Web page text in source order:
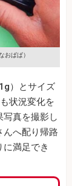
おぱぱ）
）とサイズ
状況変化を
真を撮影し
んへ配り帰路
満足でき